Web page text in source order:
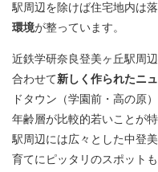
駅周辺を除けば住宅地内は落
環境が整っています。
近鉄学研奈良登美ヶ丘駅周
合わせて新しく作られたニ
ドタウン（学園前・高の原
年齢層が比較的若いことが特
駅周辺には広々とした中登
育てにピッタリのスポットも